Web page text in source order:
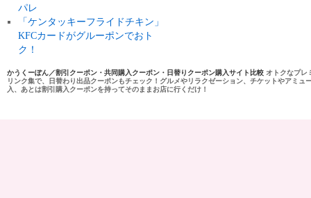
パレ
「ケンタッキーフライドチキン」
KFCカードがグルーポンでおト
ク！
かうくーぽん／割引クーポン・共同購入クーポン・日替りクーポン購入サイト比較 オトクなプレ
リンク集で、日替わり出品クーポンもチェック！グルメやリラクゼーション、チケットやアミ
入、あとは割引購入クーポンを持ってそのままお店に行くだけ！